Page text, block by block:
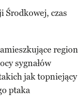
Środkowej, czas
region
sygnałów
jak topniejący
ptaka